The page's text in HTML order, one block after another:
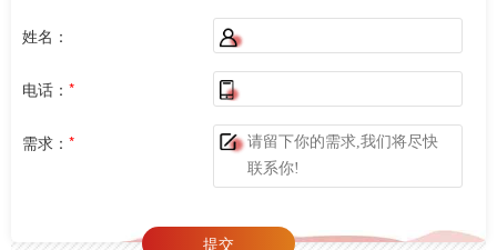
姓名：
电话： *
需求： *